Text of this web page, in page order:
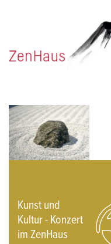
Kunst und
Kultur - Konzert
im ZenHaus